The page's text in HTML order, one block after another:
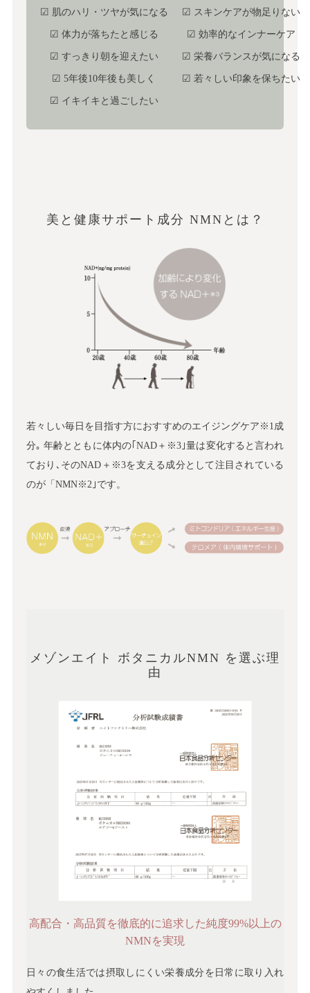
☑ 肌のハリ・ツヤが気になる ☑ スキンケアが物足りない
☑ 体力が落ちたと感じる ☑ 効率的なインナーケア
☑ すっきり朝を迎えたい ☑ 栄養バランスが気になる
☑ 5年後10年後も美しく ☑ 若々しい印象を保ちたい
☑ イキイキと過ごしたい
美と健康サポート成分 NMNとは？
若々しい毎日を目指す方におすすめのエイジングケア※1成
分｡ 年齢とともに体内の｢NAD＋※3｣量は変化すると言われ
ており､そのNAD＋※3を支える成分として注目されている
のが「NMN※2｣です。
メゾンエイト ボタニカルNMN を選ぶ理
由
高配合・高品質を徹底的に追求した純度99%以上の
NMNを実現
日々の食生活では摂取しにくい栄養成分を日常に取り入れ